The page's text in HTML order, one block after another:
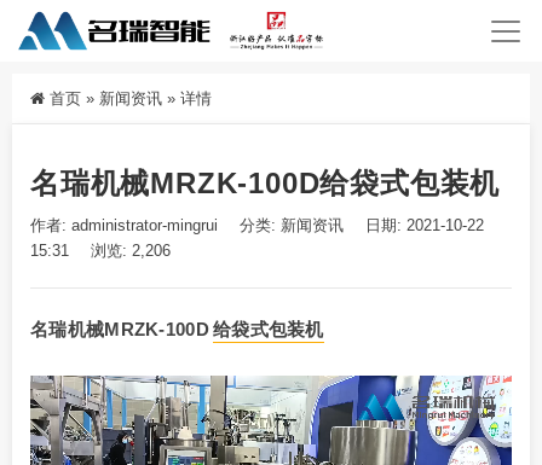
首页 » 新闻资讯 » 详情
名瑞机械MRZK-100D给袋式包装机
作者: administrator-mingrui 分类: 新闻资讯
日期: 2021-10-22
15:31
浏览: 2,206
名瑞机械MRZK-100D给袋式包装机
视
频
播
放